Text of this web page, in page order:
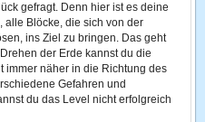
gefragt. Denn hier ist es deine
alle Blöcke, die sich von der
ins Ziel zu bringen. Das geht
der Erde kannst du die
immer näher in die Richtung des
Gefahren und
du das Level nicht erfolgreich